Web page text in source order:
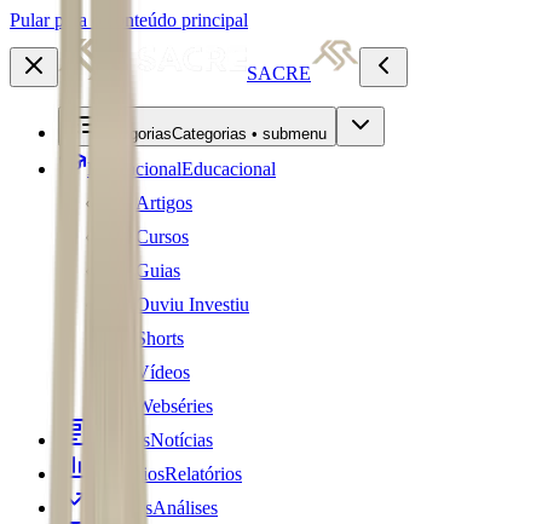
Pular para o conteúdo principal
SACRE
CategoriasCategorias • submenu
EducacionalEducacional
Artigos
Cursos
Guias
Ouviu Investiu
Shorts
Vídeos
Webséries
NotíciasNotícias
RelatóriosRelatórios
AnálisesAnálises